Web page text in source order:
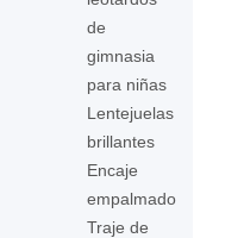
de
gimnasia
para niñas
Lentejuelas
brillantes
Encaje
empalmado
Traje de